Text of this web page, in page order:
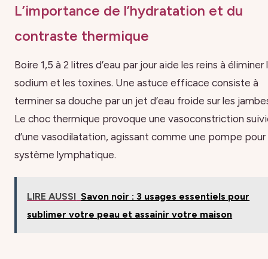
L’importance de l’hydratation et du
contraste thermique
Boire 1,5 à 2 litres d’eau par jour aide les reins à éliminer
sodium et les toxines. Une astuce efficace consiste à
terminer sa douche par un jet d’eau froide sur les
Le choc thermique provoque une vasoconstriction
d’une vasodilatation, agissant comme une pompe pour
système lymphatique.
LIRE AUSSI Savon noir : 3 usages essentiels pour
sublimer votre peau et assainir votre maison